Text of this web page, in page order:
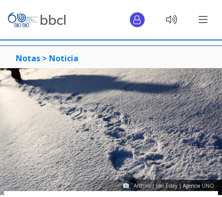
Notas > Noticia
Archivo | Joel Estay | Agencia UNO